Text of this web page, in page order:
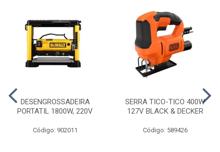
DESENGROSSADEIRA
PORTATIL 1800W, 220V
Código: 902011
SERRA TICO-TICO 400W
127V BLACK & DECKER
Código: 589426